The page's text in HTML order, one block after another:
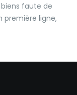
faute de
première ligne,